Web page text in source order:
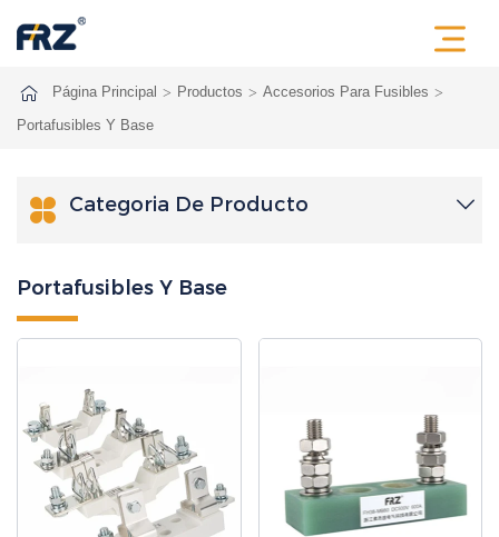
Página Principal Productos
Accesorios Para Fusibles
Portafusibles Y Base
 Categoria De Producto
Portafusibles Y Base